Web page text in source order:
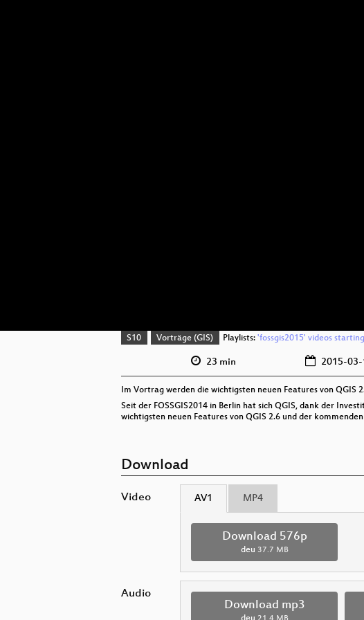
S10 Vorträge (GIS) Playlists: 'fossgis2015' videos
23 min 2015-03-
Im Vortrag werden die wichtigsten neuen Features von QGIS
Seit der FOSSGIS2014 in Berlin hat sich QGIS, dank der
wichtigsten neuen Features von QGIS 2.6 und der
Download
Video AV1 MP4
Download 576p
deu 37.7 MB
Audio
Download mp3